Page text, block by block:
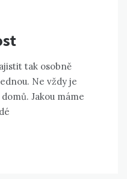
tak osobně
Ne vždy je
Jakou máme